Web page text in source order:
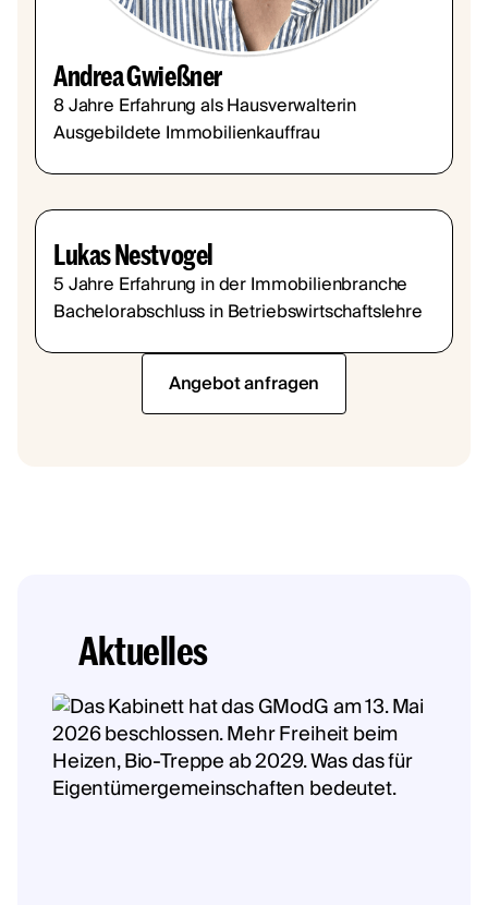
Andrea Gwießner
8 Jahre Erfahrung als Hausverwalterin
Ausgebildete Immobilienkauffrau
Lukas Nestvogel
5 Jahre Erfahrung in der Immobilienbranche
Bachelorabschluss in Betriebswirtschaftslehre
Angebot anfragen
Aktuelles